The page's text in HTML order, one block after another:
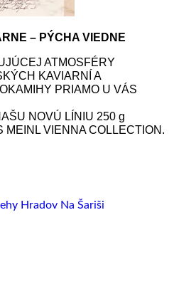
– PÝCHA VIEDNE
ATMOSFÉRY
KAVIARNÍ A
PRIAMO U VÁS
NOVÚ LÍNIU 250 g
VIENNA COLLECTION.